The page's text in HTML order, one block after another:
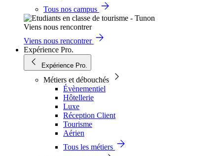
Tous nos campus
Viens nous rencontrer
Viens nous rencontrer
Expérience Pro.
Expérience Pro.
Métiers et débouchés
Évènementiel
Hôtellerie
Luxe
Réception Client
Tourisme
Aérien
Tous les métiers